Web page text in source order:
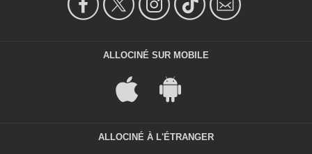
ALLOCINÉ SUR MOBILE
ALLOCINÉ À L'ÉTRANGER